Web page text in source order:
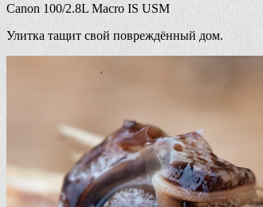
Canon 100/2.8L Macro IS USM
Улитка тащит свой повреждённый дом.